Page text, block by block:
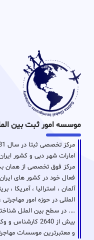
موسسه امور ثبت بین المللی
امارات شهر دبی و کشور
مرکز فوق تخصصی از همان
فعال خود در کشور های ایران
آلمان ، استرالیا ، آمریکا
المللی در حوزه امور
…. در سطح بین الملل
بیش از 2640
و معتبرترین موسسات